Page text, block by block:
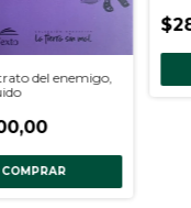
del enemigo,
COMPRAR